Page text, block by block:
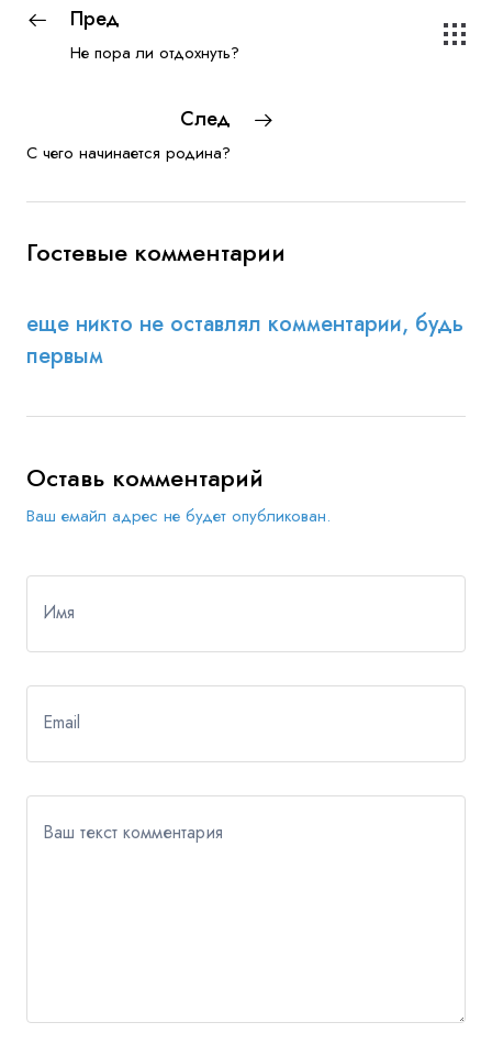
Пред
Не пора ли отдохнуть?
След
С чего начинается родина?
Гостевые комментарии
еще никто не оставлял комментарии, будь
первым
Оставь комментарий
Ваш емайл адрес не будет опубликован.
Имя
Email
Ваш текст комментария